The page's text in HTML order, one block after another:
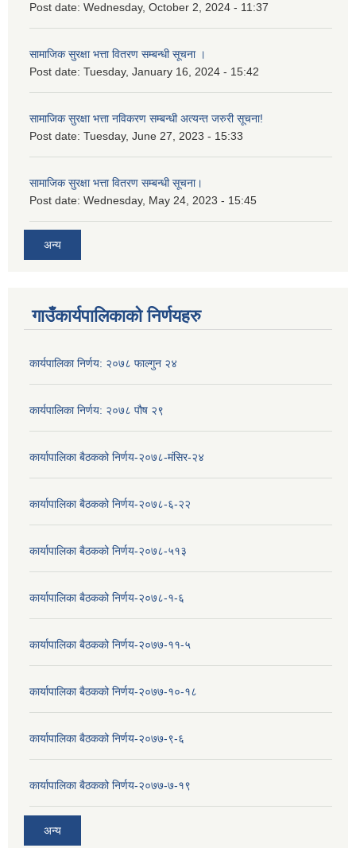
Post date: Wednesday, October 2, 2024 - 11:37
सामाजिक सुरक्षा भत्ता वितरण सम्बन्धी सूचना ।
Post date: Tuesday, January 16, 2024 - 15:42
सामाजिक सुरक्षा भत्ता नविकरण सम्बन्धी अत्यन्त जरुरी सूचना!
Post date: Tuesday, June 27, 2023 - 15:33
सामाजिक सुरक्षा भत्ता वितरण सम्बन्धी सूचना।
Post date: Wednesday, May 24, 2023 - 15:45
अन्य
गाउँकार्यपालिकाको निर्णयहरु
कार्यपालिका निर्णय: २०७८ फाल्गुन २४
कार्यपालिका निर्णय: २०७८ पौष २९
कार्यापालिका बैठकको निर्णय-२०७८-मंसिर-२४
कार्यापालिका बैठकको निर्णय-२०७८-६-२२
कार्यापालिका बैठकको निर्णय-२०७८-५१३
कार्यापालिका बैठकको निर्णय-२०७८-१-६
कार्यापालिका बैठकको निर्णय-२०७७-११-५
कार्यापालिका बैठकको निर्णय-२०७७-१०-१८
कार्यापालिका बैठकको निर्णय-२०७७-९-६
कार्यापालिका बैठकको निर्णय-२०७७-७-१९
अन्य